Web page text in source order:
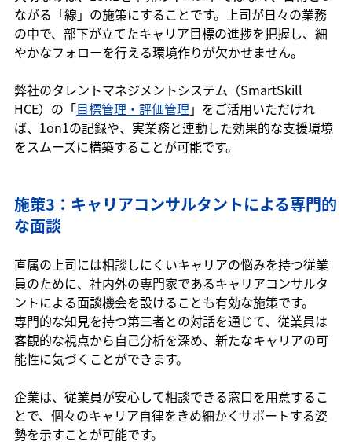
ながる「線」の施策にすることです。上司が日々の業務
の中で、部下が立てたキャリア目標の進捗を把握し、細
やかなフォローを行える環境作りが欠かせません。
弊社のタレントマネジメントシステム（SmartSkill
HCE）の「目標管理・評価管理 」をご活用いただけれ
ば、1on1の記録や、実業務と連動した効果的な支援環境
をスムーズに構築することが可能です。
施策3：キャリアコンサルタントによる専門的
な面談
直属の上司には相談しにくいキャリアの悩みを持つ従業
員のために、社内外の専門家であるキャリアコンサルタ
ントによる面談機会を設けることも有効な施策です。
専門的な知見を持つ第三者との対話を通じて、従業員は
客観的な視点から自己分析を深め、新たなキャリアの可
能性に気づくことができます。
企業は、従業員が安心して相談できる窓口を用意するこ
とで、個々のキャリア自律をきめ細かくサポートする姿
勢を示すことが可能です。